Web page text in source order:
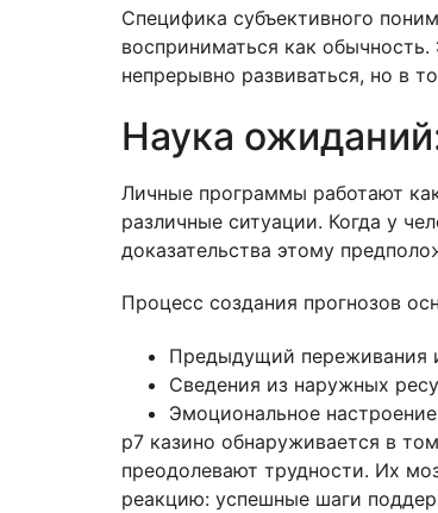
Специфика субъективного
восприниматься как
непрерывно развиваться, но в
Наука
Личные программы работают
различные ситуации. Когда у
доказательства этому
Процесс создания прогнозов
Предыдущий переживания
Сведения из наружных
Эмоциональное
р7 казино обнаруживается в
преодолевают трудности. Их
реакцию: успешные шаги